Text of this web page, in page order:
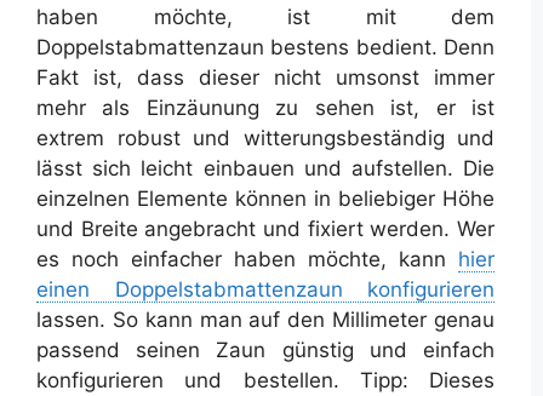
haben möchte, ist mit dem
Doppelstabmattenzaun bestens bedient. Denn
Fakt ist, dass dieser nicht umsonst immer
mehr als Einzäunung zu sehen ist, er ist
extrem robust und witterungsbeständig und
lässt sich leicht einbauen und aufstellen. Die
einzelnen Elemente können in beliebiger Höhe
und Breite angebracht und fixiert werden. Wer
es noch einfacher haben möchte, kann hier
einen Doppelstabmattenzaun konfigurieren
lassen. So kann man auf den Millimeter genau
passend seinen Zaun günstig und einfach
konfigurieren und bestellen. Tipp: Dieses